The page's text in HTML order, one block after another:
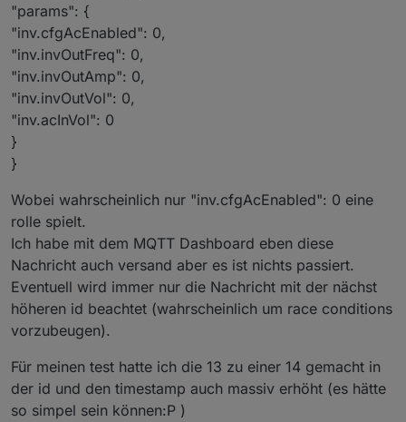
"params": {
"inv.cfgAcEnabled": 0,
"inv.invOutFreq": 0,
"inv.invOutAmp": 0,
"inv.invOutVol": 0,
"inv.acInVol": 0
}
}
Wobei wahrscheinlich nur "inv.cfgAcEnabled": 0 eine
rolle spielt.
Ich habe mit dem MQTT Dashboard eben diese
Nachricht auch versand aber es ist nichts passiert.
Eventuell wird immer nur die Nachricht mit der nächst
höheren id beachtet (wahrscheinlich um race conditions
vorzubeugen).
Für meinen test hatte ich die 13 zu einer 14 gemacht in
der id und den timestamp auch massiv erhöht (es hätte
so simpel sein können:P )